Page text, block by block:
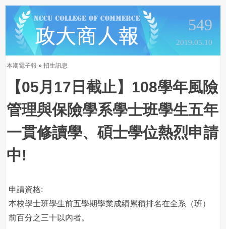
549
2019.05.10
本期電子報 » 招生訊息
【05月17日截止】108學年風險
管理與保險學系學士班學生五年
一貫修讀學、碩士學位熱烈申請
中!
申請資格:
本校學士班學生前五學期學業成績累積排名在全系（班）
前百分之三十以內者。